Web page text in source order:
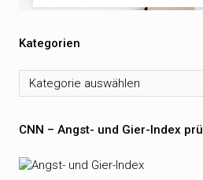
Kategorien
Kategorien
CNN – Angst- und Gier-Index